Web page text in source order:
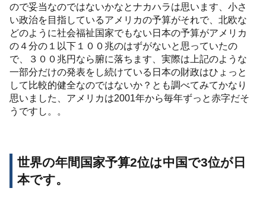
ので妥当なのではないかなとナカハラは思います、小さ
い政治を目指しているアメリカの予算がそれで、北欧な
どのように社会福祉国家でもない日本の予算がアメリカ
の４分の１以下１００兆のはずがないと思っていたの
で、３００兆円なら腑に落ちます、実際は上記のような
一部分だけの発表をし続けている日本の財政はひょっと
して比較的健全なのではないか？とも調べてみてかなり
思いました、アメリカは2001年から毎年ずっと赤字だそ
うですし。。
世界の年間国家予算2位は中国で3位が日
本です。